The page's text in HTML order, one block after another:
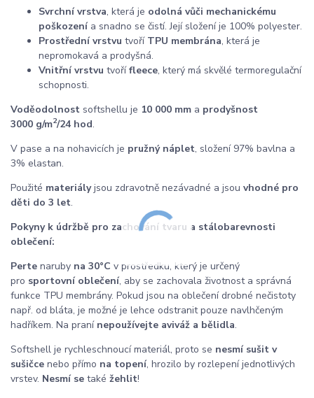
Svrchní vrstva, která je odolná vůči mechanickému
poškozenía snadno se čistí. Její složení je 100% polyester.
Prostřední vrstvu tvoří TPU membrána, která je
nepromokavá a prodyšná.
Vnitřní vrstvu tvořífleece, který má skvělé termoregulační
schopnosti.
Voděodolnost softshellu je 10 000 mm a prodyšnost
3000 g/m2/24 hod.
V pase a na nohavicích je pružný náplet, složení 97% bavlna a
3% elastan.
Použité materiályjsou zdravotně nezávadné a jsou vhodné pro
děti do 3 let.
Pokyny k údržbě pro zachování tvaru a stálobarevnosti
oblečení:
Perte naruby na 30°C v prostředku, který je určený
pro sportovní oblečení, aby se zachovala životnost a správná
funkce TPU membrány. Pokud jsou na oblečení drobné nečistoty
např. od bláta, je možné je lehce odstranit pouze navlhčeným
hadříkem. Na praní nepoužívejte aviváž a bělidla.
Softshell je rychleschnoucí materiál, proto se nesmí sušit v
sušičce nebo přímo na topení, hrozilo by rozlepení jednotlivých
vrstev. Nesmí se také žehlit!